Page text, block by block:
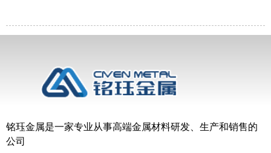
铭珏金属是一家专业从事高端金属材料研发、生产和销售的
公司